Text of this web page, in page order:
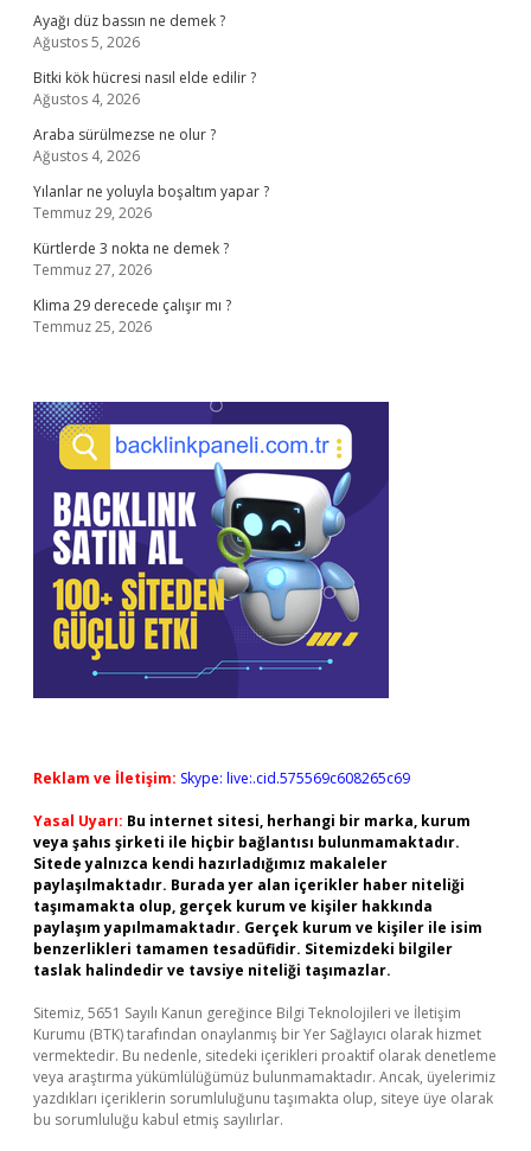
Ayağı düz bassın ne demek ?
Ağustos 5, 2026
Bitki kök hücresi nasıl elde edilir ?
Ağustos 4, 2026
Araba sürülmezse ne olur ?
Ağustos 4, 2026
Yılanlar ne yoluyla boşaltım yapar ?
Temmuz 29, 2026
Kürtlerde 3 nokta ne demek ?
Temmuz 27, 2026
Klima 29 derecede çalışır mı ?
Temmuz 25, 2026
Reklam ve İletişim: Skype: live:.cid.575569c608265c69
Yasal Uyarı: Bu internet sitesi, herhangi bir marka, kurum
veya şahıs şirketi ile hiçbir bağlantısı bulunmamaktadır.
Sitede yalnızca kendi hazırladığımız makaleler
paylaşılmaktadır. Burada yer alan içerikler haber niteliği
taşımamakta olup, gerçek kurum ve kişiler hakkında
paylaşım yapılmamaktadır. Gerçek kurum ve kişiler ile isim
benzerlikleri tamamen tesadüfidir. Sitemizdeki bilgiler
taslak halindedir ve tavsiye niteliği taşımazlar.
Sitemiz, 5651 Sayılı Kanun gereğince Bilgi Teknolojileri ve İletişim
Kurumu (BTK) tarafından onaylanmış bir Yer Sağlayıcı olarak hizmet
vermektedir. Bu nedenle, sitedeki içerikleri proaktif olarak denetleme
veya araştırma yükümlülüğümüz bulunmamaktadır. Ancak, üyelerimiz
yazdıkları içeriklerin sorumluluğunu taşımakta olup, siteye üye olarak
bu sorumluluğu kabul etmiş sayılırlar.